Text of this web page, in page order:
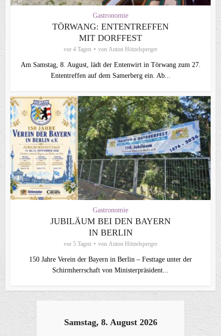
Gastronomie
TÖRWANG: ENTENTREFFEN
MIT DORFFEST
vor 4 Tagen von Anton Hötzelsperger
Am Samstag, 8. August, lädt der Entenwirt in Törwang zum 27.
Ententreffen auf dem Samerberg ein. Ab...
Gastronomie
JUBILÄUM BEI DEN BAYERN
IN BERLIN
vor 5 Tagen von Anton Hötzelsperger
150 Jahre Verein der Bayern in Berlin – Festtage unter der
Schirmherrschaft von Ministerpräsident...
Samstag, 8. August 2026